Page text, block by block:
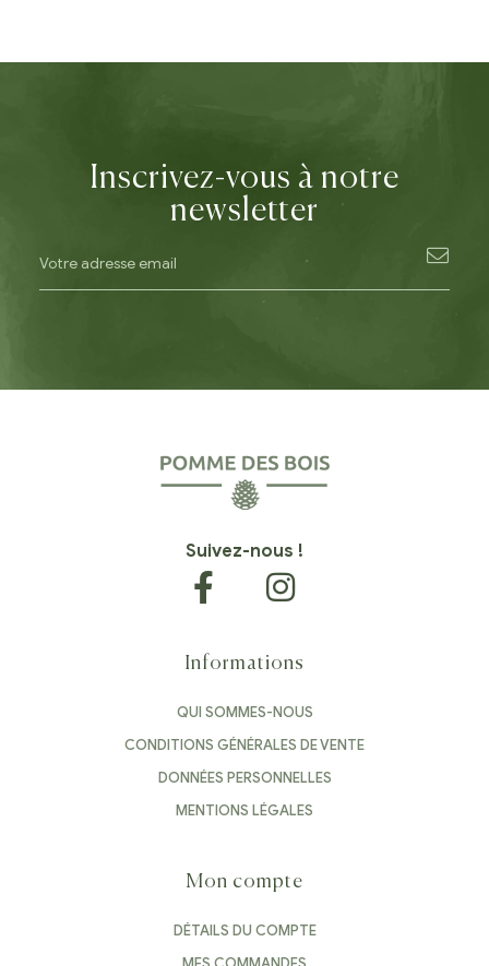
Inscrivez-vous à notre
newsletter
Suivez-nous !
Informations
QUI SOMMES-NOUS
CONDITIONS GÉNÉRALES DE VENTE
DONNÉES PERSONNELLES
MENTIONS LÉGALES
Mon compte
DÉTAILS DU COMPTE